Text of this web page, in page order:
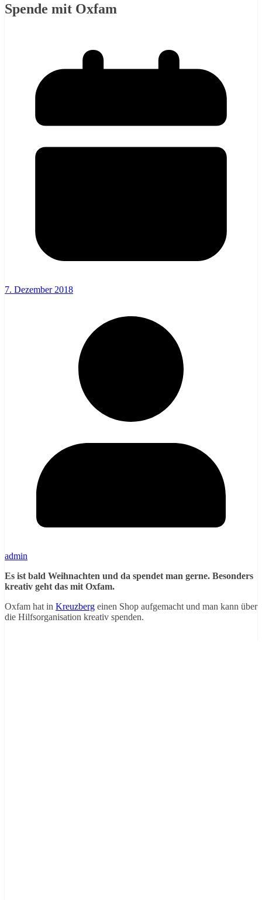
Spende mit Oxfam
7. Dezember 2018
admin
Es ist bald Weihnachten und da spendet man gerne. Besonders
kreativ geht das mit Oxfam.
Oxfam hat in Kreuzberg einen Shop aufgemacht und man kann über
die Hilfsorganisation kreativ spenden.